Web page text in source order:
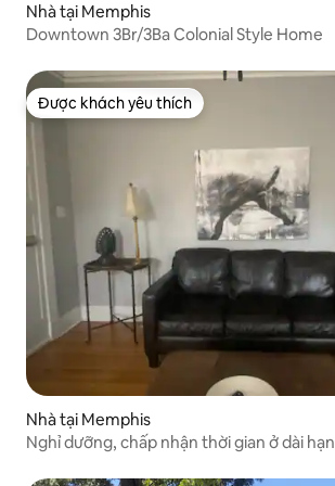
Nhà tại Memphis
Downtown 3Br/3Ba Colonial Style Home
Được khách yêu thích
Được khách yêu thích
Nhà tại Memphis
Nghỉ dưỡng, chấp nhận thời gian ở dài hạn